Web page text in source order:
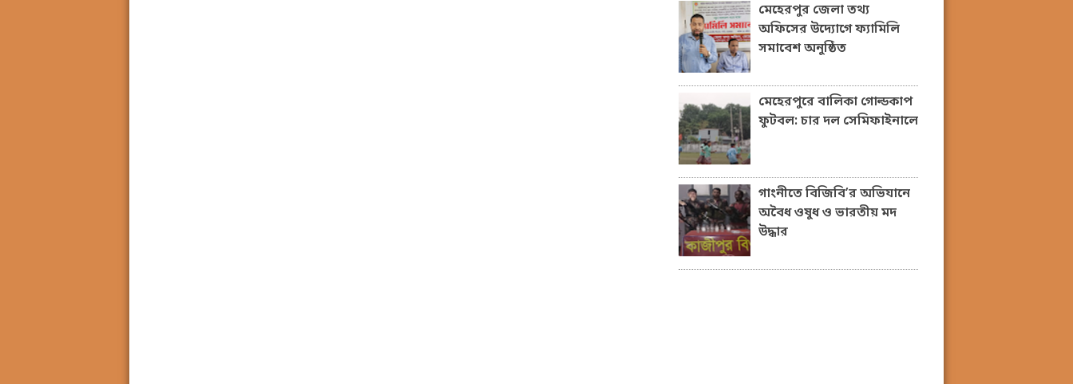
মেহেরপুর জেলা তথ্য
অফিসের উদ্যোগে ফ্যামিলি
সমাবেশ অনুষ্ঠিত
মেহেরপুরে বালিকা গোল্ডকাপ
ফুটবল: চার দল সেমিফাইনালে
গাংনীতে বিজিবি’র অভিযানে
অবৈধ ওষুধ ও ভারতীয় মদ
উদ্ধার